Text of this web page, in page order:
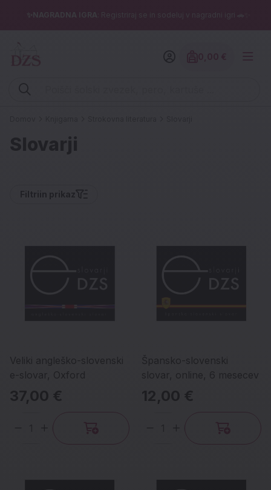
✨NAGRADNA IGRA : Registriraj se in sodeluj v nagradni igri 🚗✨
Vpišite iskalni niz (šolski zvezek, pero, kartuše ...)
Znesek
Slovarji
Filtriin prikaz
Veliki angleško-slovenski
e-slovar, Oxford
37,00 €
Špansko-slovenski
slovar, online, 6 mesecev
12,00 €